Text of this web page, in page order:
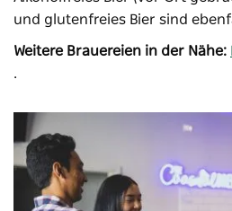
und glutenfreies Bier sind
Weitere Brauereien in der Nähe:
.